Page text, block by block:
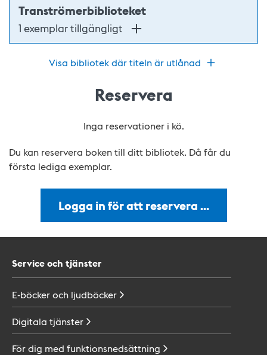
Tranströmerbiblioteket
1 exemplar tillgängligt
Visa bibliotek där titeln är utlånad
Reservera
Inga reservationer i kö.
Du kan reservera boken till ditt bibliotek. Då får du
första lediga exemplar.
Logga in för att reservera …
Service och tjänster
E-böcker och ljudböcker
Digitala tjänster
För dig med funktionsnedsättning